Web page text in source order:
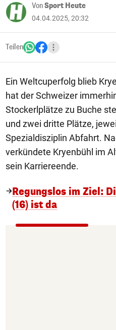
VonSport Heute
04.04.2025, 20:32
Teilen
Ein Weltcuperfolg blieb
hat der Schweizer
Stockerlplätze zu Buche
und zwei dritte Plätze,
Spezialdisziplin Abfahrt.
verkündete Kryenbühl im
sein Karriereende.
Regungslos im Ziel:
(16) ist da